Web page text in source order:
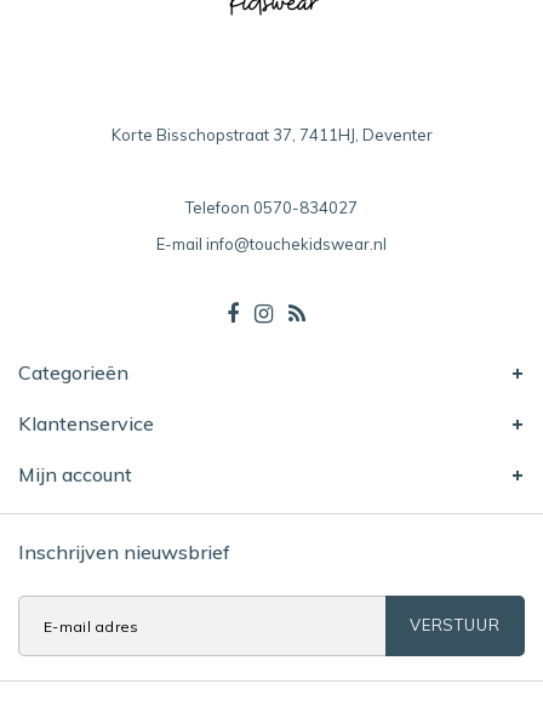
Korte Bisschopstraat 37, 7411HJ, Deventer
Telefoon 0570-834027
E-mail info@touchekidswear.nl
Categorieën
Klantenservice
Mijn account
Inschrijven nieuwsbrief
VERSTUUR